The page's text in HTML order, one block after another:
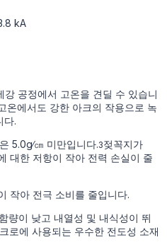
kA
강 공정에서 고온을 견딜 수 있습니
온에서도 강한 아크의 작용으로 녹
다.
5.0g∕㎝ 미만입니다.3젖꼭지가
대한 저항이 작아 전력 손실이 줄
작아 전극 소비를 줄입니다.
량이 낮고 내열성 및 내식성이 뛰
로에 사용되는 우수한 전도성 소재